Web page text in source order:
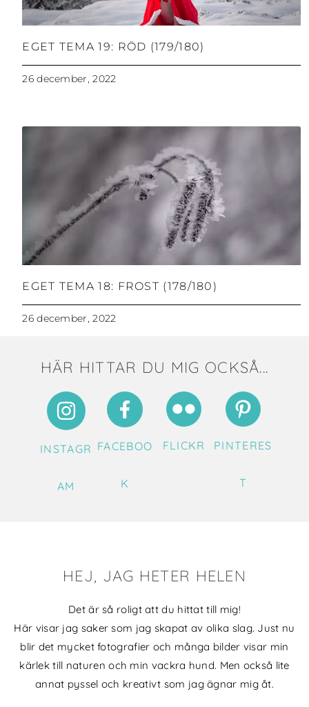
EGET TEMA 19: RÖD (179/180)
26 december, 2022
EGET TEMA 18: FROST (178/180)
26 december, 2022
HÄR HITTAR DU MIG OCKSÅ...
INSTAGR
AM
FACEBOO
K
FLICKR PINTERES
T
HEJ, JAG HETER HELEN
Det är så roligt att du hittat till mig!
Här visar jag saker som jag skapat av olika slag. Just nu
blir det mycket fotografier och många bilder visar min
kärlek till naturen och min vackra hund. Men också lite
annat pyssel och kreativt som jag ägnar mig åt.